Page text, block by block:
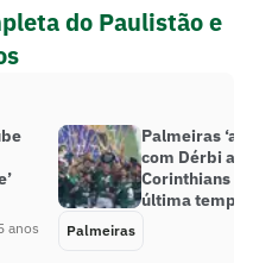
do Paulistão e
anos
Palmeiras
com Dérbi
Corinthians
última
Palmeiras